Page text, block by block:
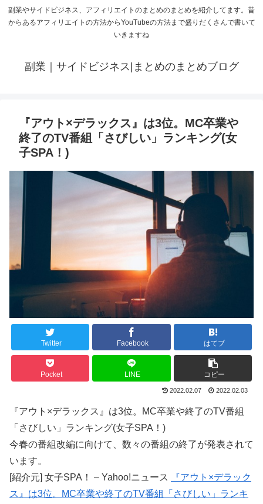
副業やサイドビジネス、アフィリエイトのまとめのまとめを紹介してます。昔
からあるアフィリエイトの方法からYouTubeの方法まで盛りだくさんで書いて
いきますね
副業｜サイドビジネス|まとめのまとめブログ
『アウト×デラックス』は3位。MC卒業や
終了のTV番組「さびしい」ランキング(女
子SPA！)
Twitter Facebook はてブ
Pocket LINE コピー
2022.02.07 2022.02.03
『アウト×デラックス』は3位。MC卒業や終了のTV番組
「さびしい」ランキング(女子SPA！)
今春の番組改編に向けて、数々の番組の終了が発表されて
います。
[紹介元] 女子SPA！ – Yahoo!ニュース
『アウト×デラック
ス』は3位。MC卒業や終了のTV番組「さびしい」ランキ